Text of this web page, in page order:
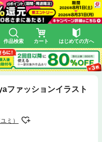
作品検索 カート はじめての方へ
ァッションイラスト
ミ）